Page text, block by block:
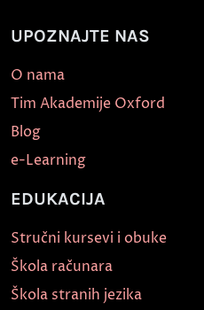
UPOZNAJTE NAS
O nama
Tim Akademije Oxford
Blog
e-Learning
EDUKACIJA
Stručni kursevi i obuke
Škola računara
Škola stranih jezika